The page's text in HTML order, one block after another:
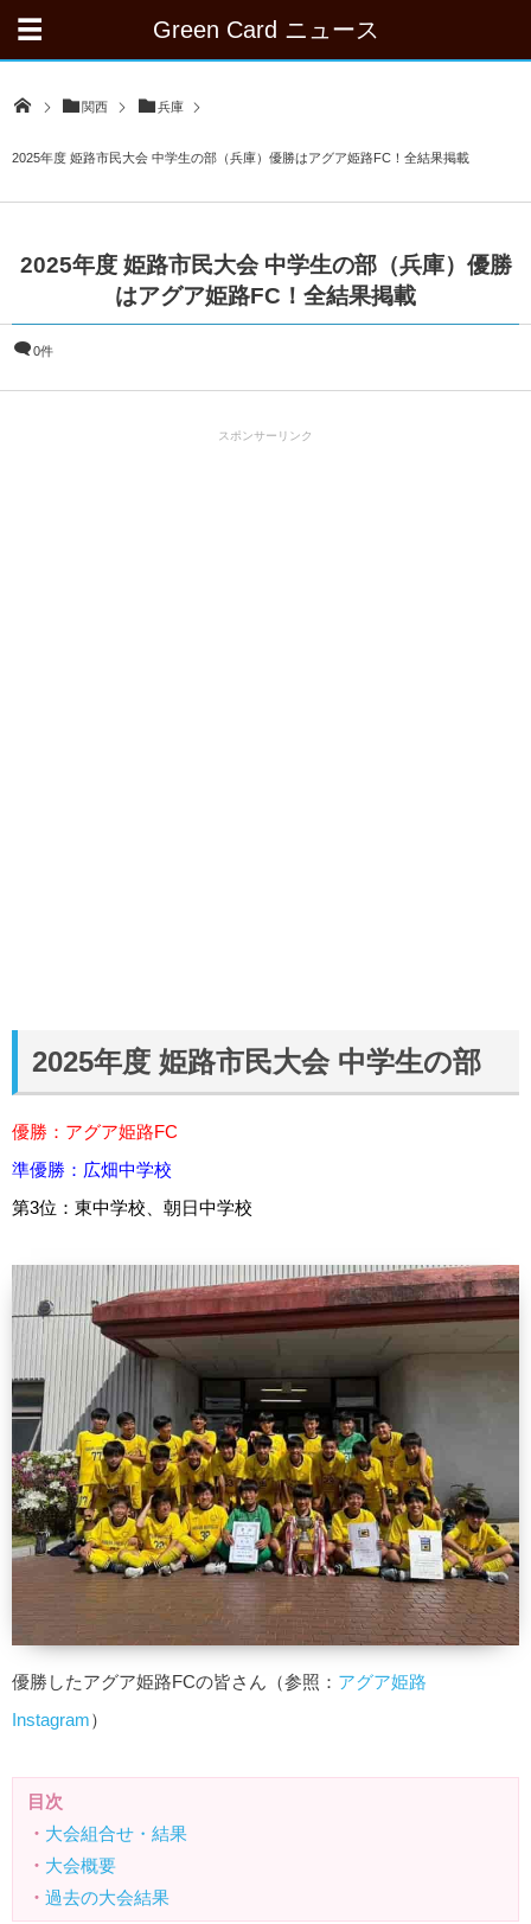
Green Card ニュース
関西 兵庫
2025年度 姫路市民大会 中学生の部（兵庫）優勝はアグア姫路FC！全結果掲載
2025年度 姫路市民大会 中学生の部（兵庫）優勝
はアグア姫路FC！全結果掲載
0件
スポンサーリンク
2025年度 姫路市民大会 中学生の部
優勝：アグア姫路FC
準優勝：広畑中学校
第3位：東中学校、朝日中学校
優勝したアグア姫路FCの皆さん（参照： アグア姫路
Instagram）
目次
・ 大会組合せ・結果
・ 大会概要
・ 過去の大会結果